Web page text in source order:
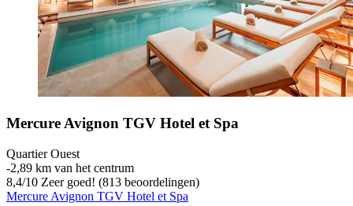
Mercure Avignon TGV Hotel et Spa
Quartier Ouest
‐2,89 km van het centrum
8,4/10 Zeer goed! (813 beoordelingen)
Mercure Avignon TGV Hotel et Spa